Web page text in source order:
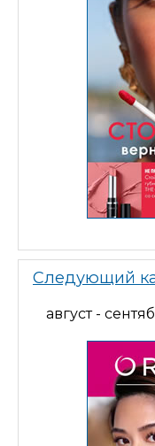
Следующий
август -